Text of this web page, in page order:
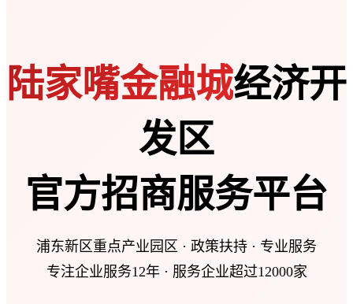
陆家嘴金融城经济开
发区
官方招商服务平台
浦东新区重点产业园区 · 政策扶持 · 专业服务
专注企业服务12年 · 服务企业超过12000家